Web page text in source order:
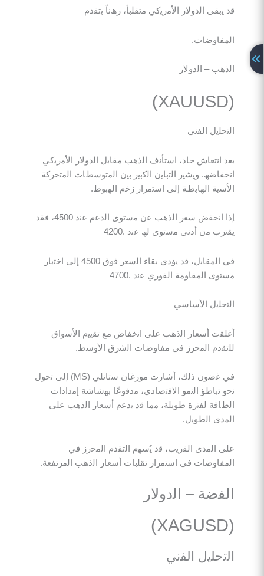
اﻟدوﻻر اﻷﻣرﯾﻛﻲ ﻣﺗﻘﻠﺑﺎً، رھﻧﺎً ﺑﺗﻘدم
– اﻟدوﻻر
ﺣﺎد، اﺳﺗﺄﻧف اﻟذھب ﻣﻘﺎﺑل اﻟدوﻻر اﻷﻣرﯾﻛﻲ
وﯾﺷﯾر اﻟﺗﺑﺎﯾن اﻟﻛﺑﯾر ﺑﯾن اﻟﻣﺗوﺳطﺎت اﻟﻣﺗﺣرﻛﺔ
اﻟﮭﺎﺑطﺔ إﻟﻰ اﺳﺗﻣرار زﺧم اﻟﮭﺑوط.
إذا اﻧﺧﻔض ﺳﻌر اﻟذھب ﻋن ﻣﺳﺗوى اﻟدﻋم ﻋﻧد 4500، ﻓﻘد
ﻣن أدﻧﻰ ﻣﺳﺗوى ﻟﮫ ﻋﻧد .4200
ﻓﻲ اﻟﻣﻘﺎﺑل، ﻗد ﯾؤدي ﺑﻘﺎء اﻟﺳﻌر ﻓوق 4500 إﻟﻰ اﺧﺗﺑﺎر
اﻟﻣﻘﺎوﻣﺔ اﻟﻔوري ﻋﻧد .4700
اﻷﺳﺎﺳﻲ
أﺳﻌﺎر اﻟذھب ﻋﻠﻰ اﻧﺧﻔﺎض ﻣﻊ ﺗﻘﯾﯾم اﻷﺳواق
اﻟﻣﺣرز ﻓﻲ ﻣﻔﺎوﺿﺎت اﻟﺷرق اﻷوﺳط.
ﻓﻲ ﻏﺿون ذﻟك، أﺷﺎرت ﻣورﻏﺎن ﺳﺗﺎﻧﻠﻲ (MS) إﻟﻰ ﺗﺣول
اﻟﻧﻣو اﻻﻗﺗﺻﺎدي، ﻣدﻓوﻋًﺎ ﺑﮭﺷﺎﺷﺔ إﻣدادات
ﻟﻔﺗرة طوﯾﻠﺔ، ﻣﻣﺎ ﻗد ﯾدﻋم أﺳﻌﺎر اﻟذھب ﻋﻠﻰ
اﻟطوﯾل.
اﻟﻘرﯾب، ﻗد ﯾُﺳﮭم اﻟﺗﻘدم اﻟﻣﺣرز ﻓﻲ
ﻓﻲ اﺳﺗﻣرار ﺗﻘﻠﺑﺎت أﺳﻌﺎر اﻟذھب اﻟﻣرﺗﻔﻌﺔ.
– اﻟدوﻻر
اﻟﻔﻧﻲ